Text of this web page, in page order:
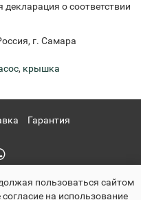
о соответствии
г. Самара
, крышка
Гарантия
пользоваться сайтом
на использование